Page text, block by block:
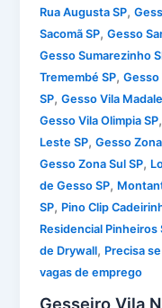
Rua Augusta SP,
Sacomã SP,Gesso
Gesso Sumarezinho
Tremembé SP,Gesso
SP,Gesso Vila
Gesso Vila Olimpia SP
Leste SP,Gesso
Gesso Zona Sul SP,
de Gesso SP,
SP, Pino Clip
Residencial Pinheiros
de Drywall, Precisa
vagas de emprego
Gesseiro Vila